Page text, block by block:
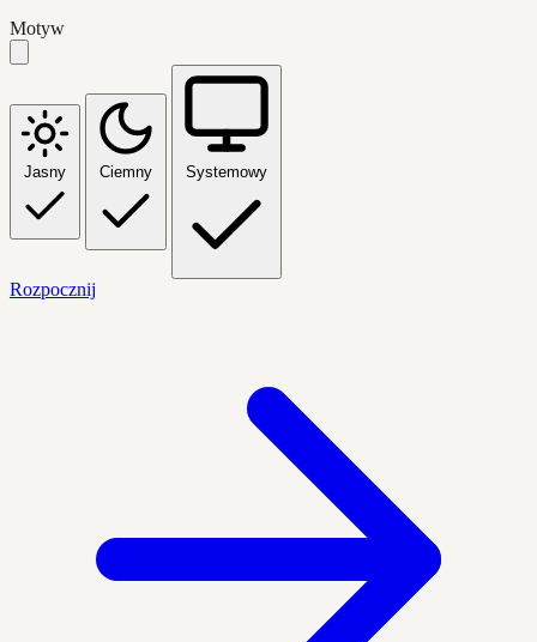
Motyw
Jasny Ciemny Systemowy
Rozpocznij